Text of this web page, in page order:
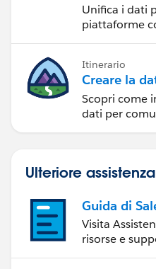
Unifica i dati
piattaforme
Itinerario
Creare la
Scopri come
dati per
Ulteriore assistenza
Guida di
Visita
risorse e